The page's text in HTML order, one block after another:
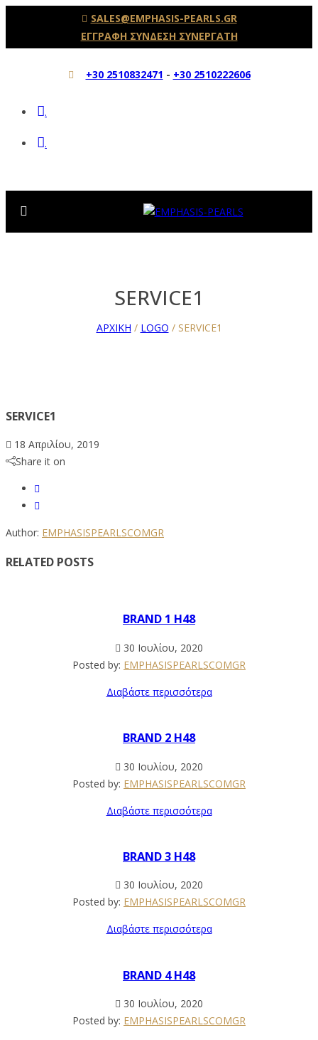
SALES@EMPHASIS-PEARLS.GR
ΕΓΓΡΑΦΗ ΣΥΝΔΕΣΗ ΣΥΝΕΡΓΑΤΗ
+30 2510832471 - +30 2510222606
.
.
SERVICE1
ΑΡΧΙΚΗ / LOGO / SERVICE1
SERVICE1
18 Απριλίου, 2019
Share it on
Author: EMPHASISPEARLSCOMGR
RELATED POSTS
BRAND 1 H48
30 Ιουλίου, 2020
Posted by: EMPHASISPEARLSCOMGR
Διαβάστε περισσότερα
BRAND 2 H48
30 Ιουλίου, 2020
Posted by: EMPHASISPEARLSCOMGR
Διαβάστε περισσότερα
BRAND 3 H48
30 Ιουλίου, 2020
Posted by: EMPHASISPEARLSCOMGR
Διαβάστε περισσότερα
BRAND 4 H48
30 Ιουλίου, 2020
Posted by: EMPHASISPEARLSCOMGR